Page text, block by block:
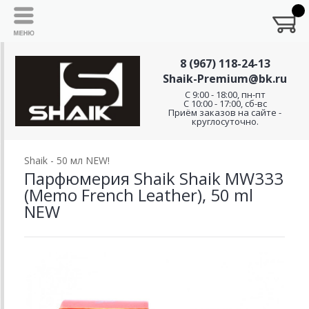
8 (967) 118-24-13
Shaik-Premium@bk.ru
C 9:00 - 18:00, пн-пт
С 10:00 - 17:00, сб-вс
Приём заказов на сайте -
круглосуточно.
Shaik - 50 мл NEW!
Парфюмерия Shaik Shaik MW333
(Memo French Leather), 50 ml
NEW